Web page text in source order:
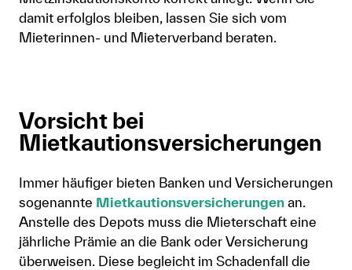
damit erfolglos bleiben, lassen Sie sich vom
Mieterinnen- und Mieterverband beraten.
Vorsicht bei
Mietkautionsversicherungen
Immer häufiger bieten Banken und Versicherungen
sogenannte Mietkautionsversicherungen an.
Anstelle des Depots muss die Mieterschaft eine
jährliche Prämie an die Bank oder Versicherung
überweisen. Diese begleicht im Schadenfall die